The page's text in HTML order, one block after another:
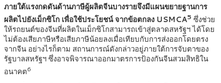
ภายใต้แรงกดดันด้านภาษีผู้ผลิตจีนบางรายจึงมีแผนขยายฐานการ
ผลิตไปยังเม็กซิโก เพื่อใช้ประโยชน์ จากข้อตกลง USMCA5 ซึ่งช่วย
ให้รถยนต์ของจีนที่ผลิตในเม็กซิโกสามารถเข้าสู่ตลาดสหรัฐฯ ได้โดย
ไม่ต้องเสียภาษีหรือเสียภาษีน้อยลงเมื่อเทียบกับการส่งออกโดยตรง
จากจีน อย่างไรก็ตาม สถานการณ์ดังกล่าวอยู่ภายใต้การจับตาของ
รัฐบาลสหรัฐฯ ซึ่งอาจพิจารณาออกมาตรการป้องกันจีนสวมสิทธิใน
อนาคต6